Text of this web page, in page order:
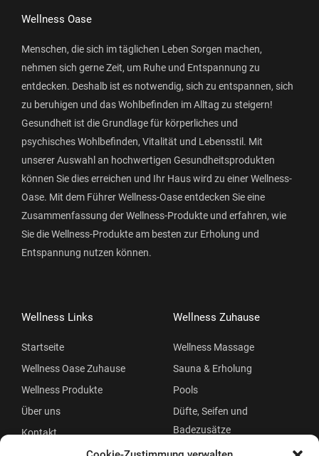
Wellness Oase
Menschen, die sich im täglichen Leben Sorgen machen,
nehmen sich gerne Zeit, um Ruhe und Entspannung zu
entdecken. Deshalb ist es notwendig, sich zu entspannen, sich
zu beruhigen und das Wohlbefinden im Alltag zu steigern!
Gesundheit ist die Grundlage für körperliches und
psychisches Wohlbefinden, Vitalität und Lebensstil. Mit
unserer Auswahl an hochwertigen Gesundheitsprodukten
können Sie dies erreichen und Ihr Haus wird zu einer Wellness-
Oase. Mit dem Führer Wellness-Oase entdecken Sie eine
Zusammenfassung der Wellness-Produkte und erfahren, wie
Sie die Wellness-Produkte am besten zur Erholung und
Entspannung nutzen können.
Wellness Links
Startseite
Wellness Oase Zuhause
Wellness Produkte
Über uns
Kontakt
Wellness Zuhause
Wellness Massage
Sauna & Erholung
Pools
Düfte, Seifen und
Badezusätze
Beauty